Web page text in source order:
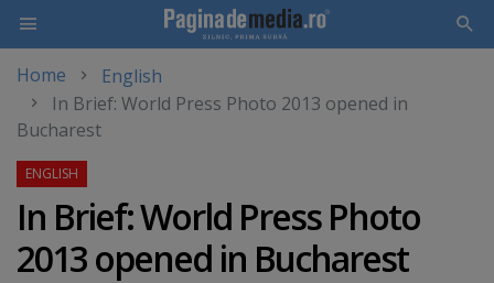
main
content
Home
English
In Brief: World Press Photo 2013 opened in
Bucharest
In Brief: World Press Photo
2013 opened in Bucharest